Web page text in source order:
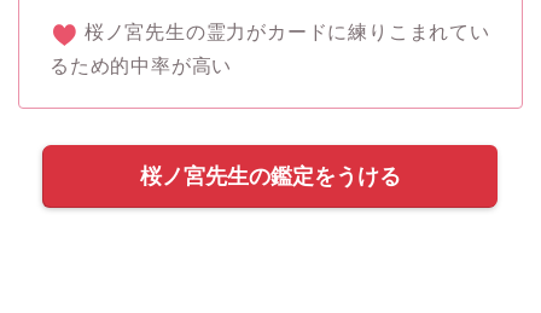
桜ノ宮先生の霊力がカードに練りこまれてい
るため的中率が高い
桜ノ宮先生の鑑定をうける